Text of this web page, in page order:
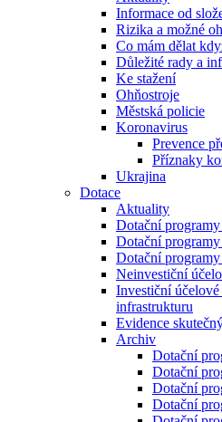
Informace od
Rizika a možné
Co mám dělat
Důležité rady a
Ke stažení
Ohňostroje
Městská policie
Koronavirus
Prevence
Příznaky
Ukrajina
Dotace
Aktuality
Dotační
Dotační
Dotační
Neinvestiční
Investiční
infrastrukturu
Evidence
Archiv
Dotační
Dotační
Dotační
Dotační